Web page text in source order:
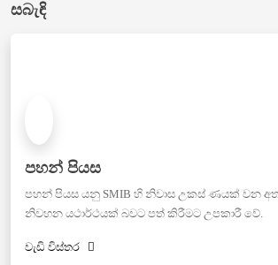
සබැඳි
පහන් පියස
පහන් පියස යනු SMIB හි නිවාස උකස් ණයක් වන
නිවහන යථාර්ථයක් බවට පත් කිරීමට උපකාරී වේ.
වැඩි විස්තර